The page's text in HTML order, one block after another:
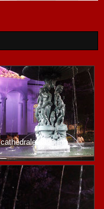
cathedrale-0993.jpg